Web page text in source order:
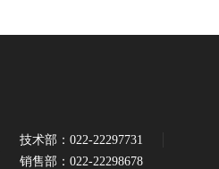
技术部：022-22297731
销售部：022-22298678